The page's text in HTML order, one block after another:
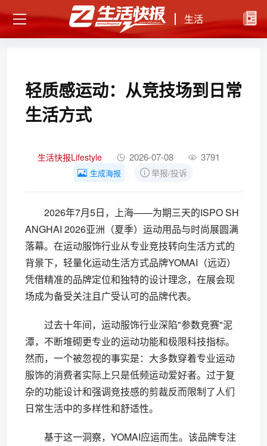
生活
轻质感运动：从竞技场到日常
生活方式
生活快报Lifestyle 2026-07-08 3791
生成海报 举报/投诉
2026年7月5日，上海——为期三天的ISPO SH
ANGHAI 2026亚洲（夏季）运动用品与时尚展圆满
落幕。在运动服饰行业从专业竞技转向生活方式的
背景下，轻量化运动生活方式品牌YOMAI（远迈）
凭借精准的品牌定位和独特的设计理念，在展会现
场成为备受关注且广受认可的品牌代表。
过去十年间，运动服饰行业深陷"参数竞赛"泥
潭，不断堆砌更专业的运动功能和极限科技指标。
然而，一个被忽视的事实是：大多数穿着专业运动
服饰的消费者实际上只是低频运动爱好者。过于复
杂的功能设计和强调竞技感的剪裁反而限制了人们
日常生活中的多样性和舒适性。
基于这一洞察，YOMAI应运而生。该品牌专注